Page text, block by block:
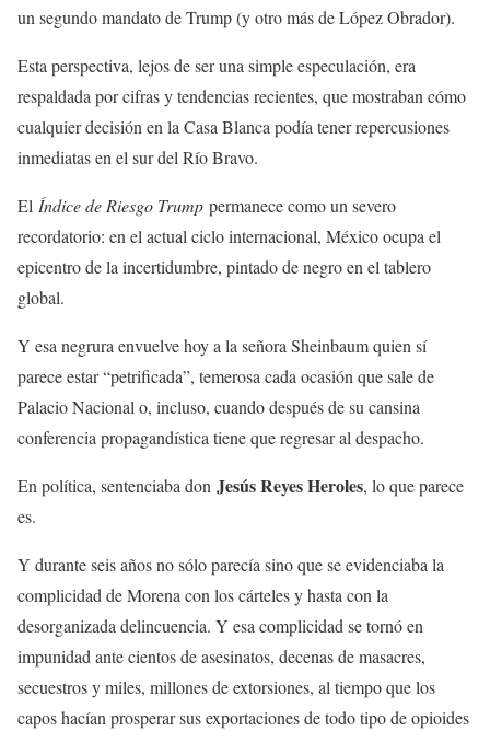
un segundo mandato de Trump (y otro más de López Obrador).
Esta perspectiva, lejos de ser una simple especulación, era
respaldada por cifras y tendencias recientes, que mostraban cómo
cualquier decisión en la Casa Blanca podía tener repercusiones
inmediatas en el sur del Río Bravo.
El Índice de Riesgo Trump permanece como un severo
recordatorio: en el actual ciclo internacional, México ocupa el
epicentro de la incertidumbre, pintado de negro en el tablero
global.
Y esa negrura envuelve hoy a la señora Sheinbaum quien sí
parece estar “petrificada”, temerosa cada ocasión que sale de
Palacio Nacional o, incluso, cuando después de su cansina
conferencia propagandística tiene que regresar al despacho.
En política, sentenciaba don Jesús Reyes Heroles, lo que parece
es.
Y durante seis años no sólo parecía sino que se evidenciaba la
complicidad de Morena con los cárteles y hasta con la
desorganizada delincuencia. Y esa complicidad se tornó en
impunidad ante cientos de asesinatos, decenas de masacres,
secuestros y miles, millones de extorsiones, al tiempo que los
capos hacían prosperar sus exportaciones de todo tipo de opioides